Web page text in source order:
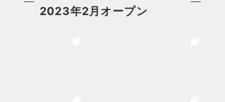
2023年2月オープン